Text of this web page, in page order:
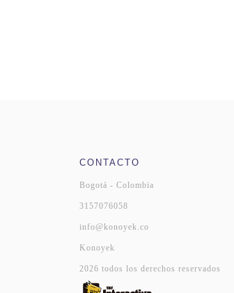
CONTACTO
Bogotá - Colombia
3157076058
info@konoyek.co
Konoyek
2026 todos los derechos reservados